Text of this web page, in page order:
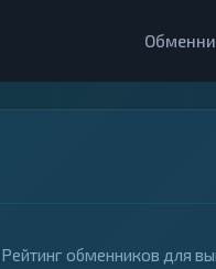
Рейтинг обменников для